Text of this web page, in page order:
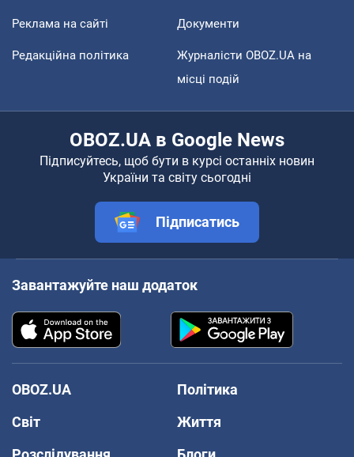
Реклама на сайті Документи
Редакційна політика
Журналісти OBOZ.UA на
місці подій
OBOZ.UA в Google News
Підписуйтесь, щоб бути в курсі останніх новин
України та світу сьогодні
Підписатись
Завантажуйте наш додаток
OBOZ.UA
Політика
Світ
Життя